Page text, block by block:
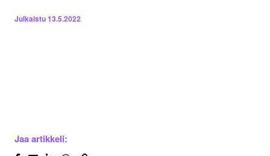
Julkaistu13.5.2022
Jaa artikkeli: